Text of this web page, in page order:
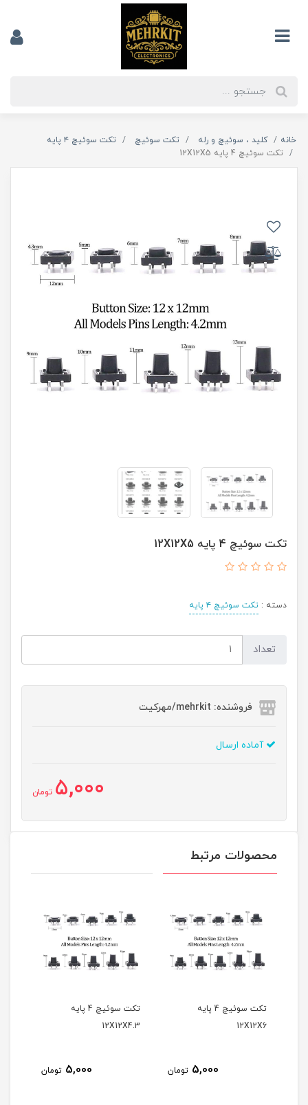
خانه کلید ، سوئیچ و رله تکت سوئیچ
تکت سوئیچ ۴ پایه
تکت سوئیچ 4 پایه 12X12X5
تکت سوئیچ 4 پایه 12X12X5
دسته : تکت سوئیچ ۴ پایه
تعداد
فروشنده: mehrkit/مهرکیت
آماده ارسال
5,000 تومان
محصولات مرتبط
تکت سوئیچ 4 پایه
12X12X6
5,000 تومان
تکت سوئیچ 4 پایه
12X12X4.3
5,000 تومان